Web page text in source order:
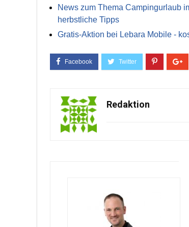
News zum Thema Campingurlaub
herbstliche Tipps
Gratis-Aktion bei Lebara Mobile -
Redaktion